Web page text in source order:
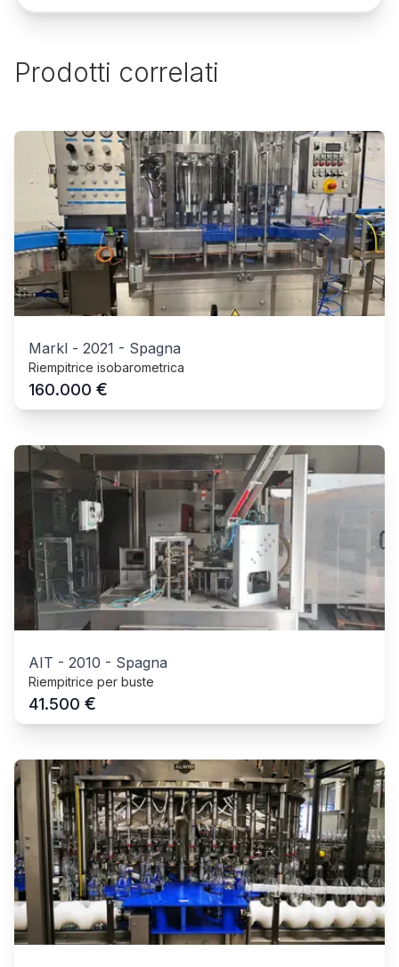
Prodotti correlati
Markl - 2021 - Spagna
Riempitrice isobarometrica
160.000 €
AIT - 2010 - Spagna
Riempitrice per buste
41.500 €